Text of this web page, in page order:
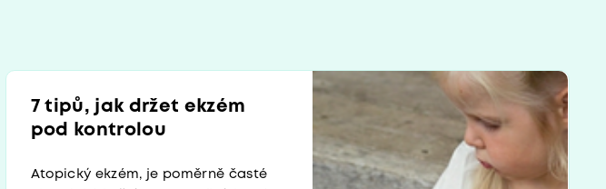
7 tipů, jak držet ekzém
pod kontrolou
Atopický ekzém, je poměrně časté